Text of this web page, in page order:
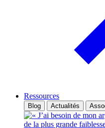
Ressources
Blog Actualités